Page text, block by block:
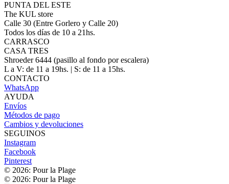
PUNTA DEL ESTE
The KUL store
Calle 30 (Entre Gorlero y Calle 20)
Todos los días de 10 a 21hs.
CARRASCO
CASA TRES
Shroeder 6444 (pasillo al fondo por escalera)
L a V: de 11 a 19hs. | S: de 11 a 15hs.
CONTACTO
WhatsApp
AYUDA
Envíos
Métodos de pago
Cambios y devoluciones
SEGUINOS
Instagram
Facebook
Pinterest
© 2026: Pour la Plage
© 2026: Pour la Plage